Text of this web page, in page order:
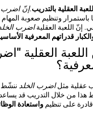
العقلية بالتدريب.إنّ اضرب
وتنظيم صعوبة المهام
إنّ اللعبة العقليةاضرب
قدراتهم المعرفية
العقلية
عقلية مثلاضرب الخلد ننشّط
هذا من خلال التدريب قد
على تنظيمواستعادة